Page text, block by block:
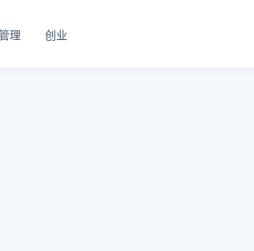
理 创业